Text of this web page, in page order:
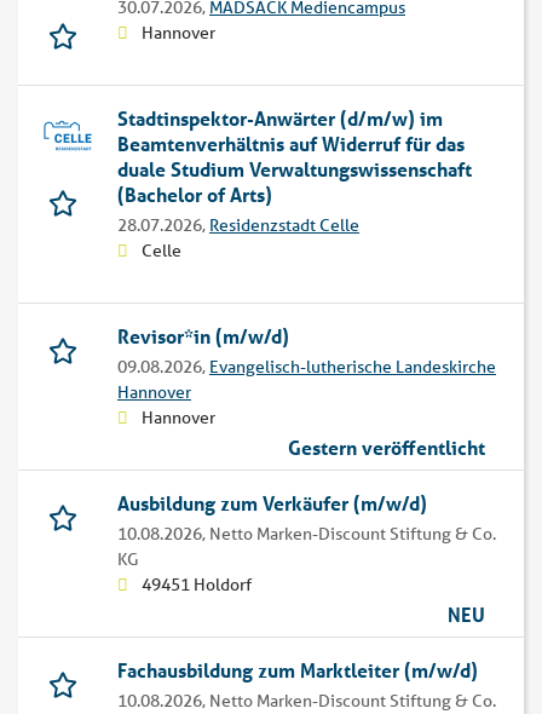
30.07.2026, MADSACK Mediencampus
Hannover
Stadtinspektor-Anwärter (d/m/w) im
Beamtenverhältnis auf Widerruf für das
duale Studium Verwaltungswissenschaft
(Bachelor of Arts)
28.07.2026, Residenzstadt Celle
Celle
Revisor*in (m/w/d)
09.08.2026, Evangelisch-lutherische Landeskirche
Hannover
Hannover
Gestern veröffentlicht
Ausbildung zum Verkäufer (m/w/d)
10.08.2026, Netto Marken-Discount Stiftung & Co.
KG
49451 Holdorf
NEU
Fachausbildung zum Marktleiter (m/w/d)
10.08.2026, Netto Marken-Discount Stiftung & Co.